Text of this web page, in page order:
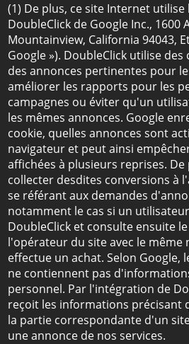
(1) De plus, ce site Internet
DoubleClick de Google Inc., 1600
Mountainview, California 94043,
Google »). DoubleClick utilise
des annonces pertinentes pour
améliorer les rapports pour les
campagnes ou éviter qu'un
les mêmes annonces. Google
cookie, quelles annonces sont
navigateur et peut ainsi
affichées à plusieurs reprises.
collecter desdites conversions à
se référant aux demandes
notamment le cas si un
DoubleClick et consulte ensuite
l'opérateur du site avec le même
effectue un achat. Selon Google,
ne contiennent pas
personnel. Par l'intégration de
reçoit les informations précisant
la partie correspondante d'un
une annonce de nos services.